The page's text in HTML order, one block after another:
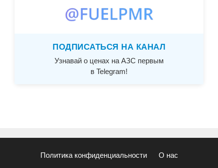
ПОДПИСАТЬСЯ НА КАНАЛ
Узнавай о ценах на АЗС первым
в Telegram!
Политика конфиденциальности О нас